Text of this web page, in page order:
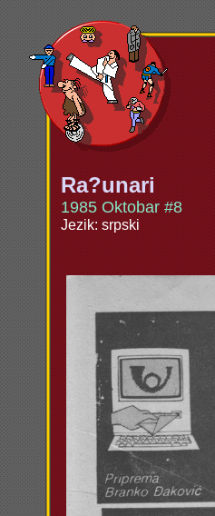
Ra?unari
1985 Oktobar #8
Jezik: srpski